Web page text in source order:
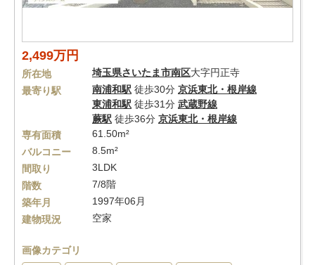
2,499万円
所在地 埼玉県さいたま市南区大字円正寺
最寄り駅
南浦和駅 徒歩30分 京浜東北・根岸線
東浦和駅 徒歩31分 武蔵野線
蕨駅 徒歩36分 京浜東北・根岸線
専有面積
61.50m²
バルコニー
8.5m²
間取り
3LDK
階数
7/8階
築年月
1997年06月
建物現況
空家
画像カテゴリ